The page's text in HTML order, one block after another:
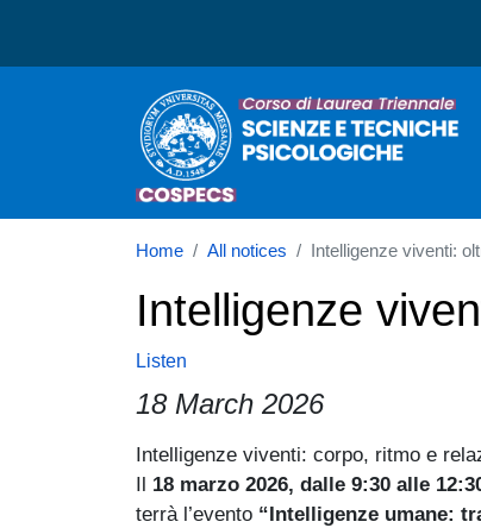
Corso di laurea in
Home All notices Intelligenze viventi:
Intelligenze
Listen
18 March 2026
Intelligenze viventi: corpo, ritmo e
Paragrafo
Il 18 marzo 2026, dalle 9:30 alle
terrà l’evento “Intelligenze umane: